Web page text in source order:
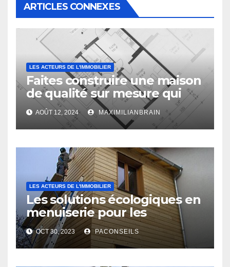
ARTICLES CONNEXES
LES ACTEURS DE L'IMMOBILIER
Faites construire une maison
de qualité sur mesure qui
vous ressemble !
AOÛT 12, 2024 MAXIMILIANBRAIN
LES ACTEURS DE L'IMMOBILIER
Les solutions écologiques en
menuiserie pour les
professionnels du bâtiment
OCT 30, 2023 PACONSEILS